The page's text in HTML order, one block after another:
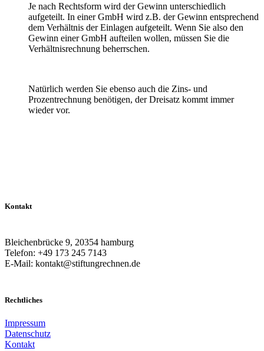
Je nach Rechtsform wird der Gewinn unterschiedlich
aufgeteilt. In einer GmbH wird z.B. der Gewinn entsprechend
dem Verhältnis der Einlagen aufgeteilt. Wenn Sie also den
Gewinn einer GmbH aufteilen wollen, müssen Sie die
Verhältnisrechnung beherrschen.
Natürlich werden Sie ebenso auch die Zins- und
Prozentrechnung benötigen, der Dreisatz kommt immer
wieder vor.
Kontakt
Bleichenbrücke 9, 20354 hamburg
Telefon: +49 173 245 7143
E-Mail: kontakt@stiftungrechnen.de
Rechtliches
Impressum
Datenschutz
Kontakt